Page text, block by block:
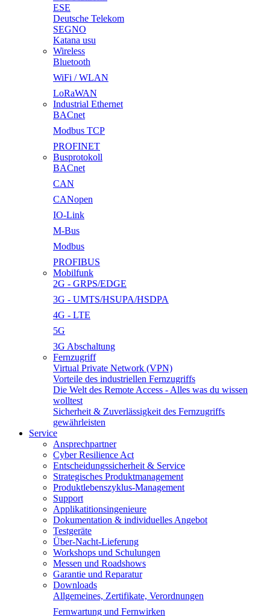
ESE
Deutsche Telekom
SEGNO
Katana usu
Wireless
Bluetooth
WiFi / WLAN
LoRaWAN
Industrial Ethernet
BACnet
Modbus TCP
PROFINET
Busprotokoll
BACnet
CAN
CANopen
IO-Link
M-Bus
Modbus
PROFIBUS
Mobilfunk
2G - GRPS/EDGE
3G - UMTS/HSUPA/HSDPA
4G - LTE
5G
3G Abschaltung
Fernzugriff
Virtual Private Network (VPN)
Vorteile des industriellen Fernzugriffs
Die Welt des Remote Access - Alles was du wissen
wolltest
Sicherheit & Zuverlässigkeit des Fernzugriffs
gewährleisten
Service
Ansprechpartner
Cyber Resilience Act
Entscheidungssicherheit & Service
Strategisches Produktmanagement
Produktlebenszyklus-Management
Support
Applikatitionsingenieure
Dokumentation & individuelles Angebot
Testgeräte
Über-Nacht-Lieferung
Workshops und Schulungen
Messen und Roadshows
Garantie und Reparatur
Downloads
Allgemeines, Zertifikate, Verordnungen
Fernwartung und Fernwirken